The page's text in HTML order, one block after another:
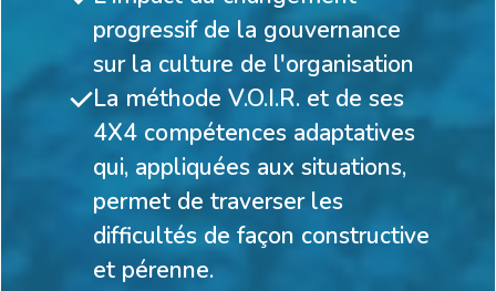
progressif de la gouvernance
sur la culture de l'organisation
La méthode V.O.I.R. et de ses
4X4 compétences adaptatives
qui, appliquées aux situations,
permet de traverser les
difficultés de façon constructive
et pérenne.